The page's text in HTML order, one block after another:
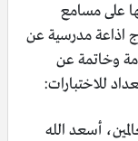
على مسامع
اذاعة مدرسية عن
2025 تضم مقدمة وخاتمة عن
للاختبارات:
أسعد الله